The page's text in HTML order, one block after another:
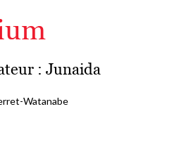
: Junaida
Watanabe